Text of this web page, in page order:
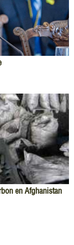
en Afghanistan